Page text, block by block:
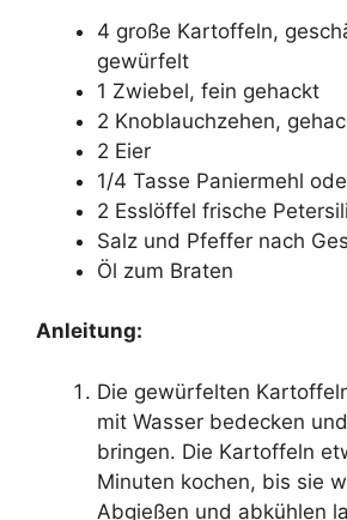
4 große Kartoffeln,
gewürfelt
1 Zwiebel, fein gehackt
2 Knoblauchzehen,
2 Eier
1/4 Tasse Paniermehl
2 Esslöffel frische
Salz und Pfeffer nach
Öl zum Braten
Anleitung:
Die gewürfelten
mit Wasser bedecken
bringen. Die Kartoffeln
Minuten kochen, bis sie
Abgießen und abkühlen